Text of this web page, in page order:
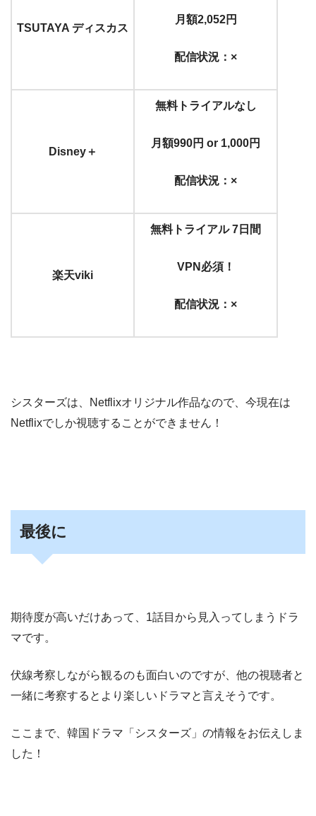
TSUTAYA ディスカス
月額2,052円
配信状況：×
Disney＋
無料トライアルなし
月額990円 or 1,000円
配信状況：×
楽天viki
無料トライアル 7日間
VPN必須！
配信状況：×
シスターズは、Netflixオリジナル作品なので、今現在は
Netflixでしか視聴することができません！
最後に
期待度が高いだけあって、1話目から見入ってしまうドラ
マです。
伏線考察しながら観るのも面白いのですが、他の視聴者と
一緒に考察するとより楽しいドラマと言えそうです。
ここまで、韓国ドラマ「シスターズ」の情報をお伝えしま
した！